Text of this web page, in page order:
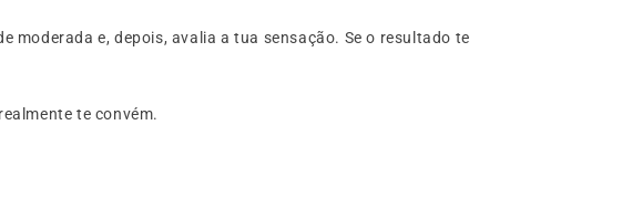
moderada e, depois, avalia a tua sensação. Se o resultado te
te convém.